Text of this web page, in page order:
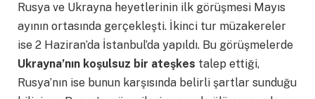
Rusya ve Ukrayna heyetlerinin ilk görüşmesi Mayıs
ayının ortasında gerçekleşti. İkinci tur müzakereler
ise 2 Haziran’da İstanbul’da yapıldı. Bu görüşmelerde
Ukrayna’nın koşulsuz bir ateşkes talep ettiği,
Rusya’nın ise bunun karşısında belirli şartlar sunduğu